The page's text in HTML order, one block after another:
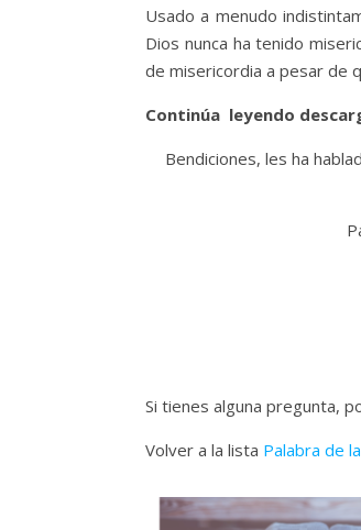
Usado a menudo
Dios nunca ha tenido
de misericordia a pesar de
Continúa leyendo
Bendiciones, les ha
Si tienes alguna pregunta,
Volver a la lista Palabra de